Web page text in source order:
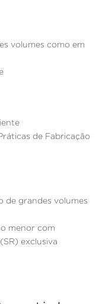
volumes como em
de Fabricação
de grandes volumes
menor com
exclusiva